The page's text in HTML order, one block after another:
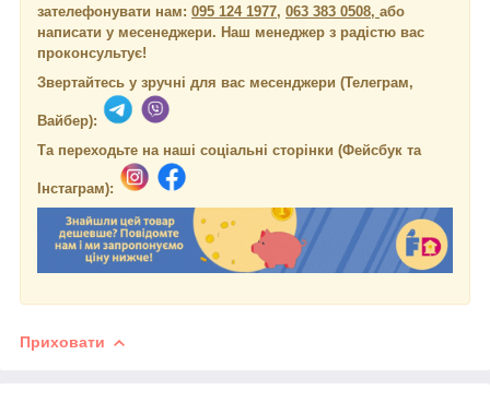
зателефонувати нам: 095 124 1977, 063 383 0508, або
написати у месенеджери. Наш менеджер з радістю вас
проконсультує!
Звертайтесь у зручні для вас месенджери (Телеграм,
Вайбер):
Та переходьте на наші соціальні сторінки (Фейсбук та
Інстаграм):
Приховати